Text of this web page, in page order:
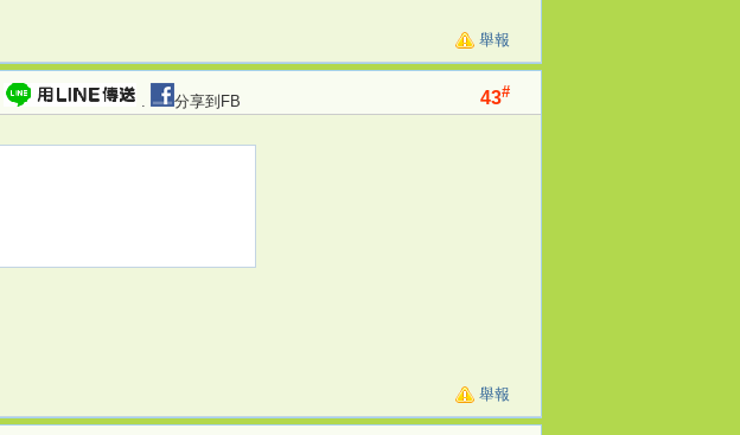
舉報
43#
分享到FB
舉報